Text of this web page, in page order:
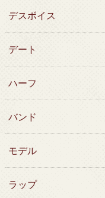
デスボイス
デート
ハーフ
バンド
モデル
ラップ